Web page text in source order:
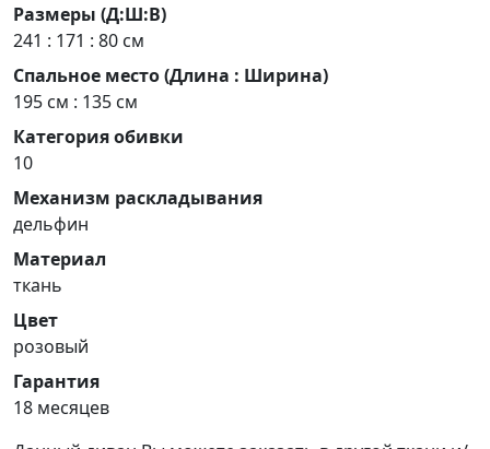
Размеры (Д:Ш:В)
241 : 171 : 80 см
Спальное место (Длина : Ширина)
195 см : 135 см
Категория обивки
10
Механизм раскладывания
дельфин
Материал
ткань
Цвет
розовый
Гарантия
18 месяцев